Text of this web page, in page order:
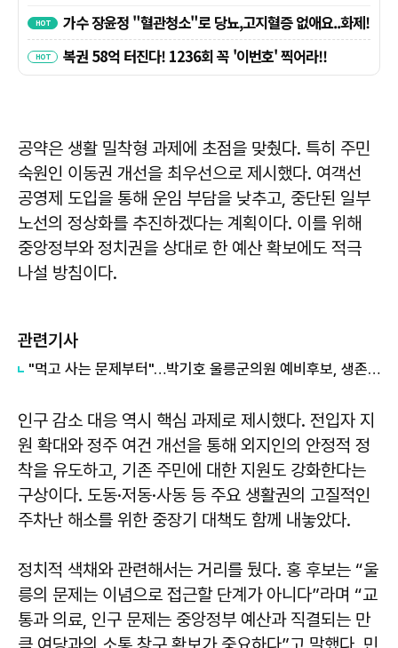
공약은 생활 밀착형 과제에 초점을 맞췄다. 특히 주민
숙원인 이동권 개선을 최우선으로 제시했다. 여객선
공영제 도입을 통해 운임 부담을 낮추고, 중단된 일부
노선의 정상화를 추진하겠다는 계획이다. 이를 위해
중앙정부와 정치권을 상대로 한 예산 확보에도 적극
나설 방침이다.
관련기사
"먹고 사는 문제부터"…박기호 울릉군의원 예비후보, 생존형 공약 전면에
인구 감소 대응 역시 핵심 과제로 제시했다. 전입자 지
원 확대와 정주 여건 개선을 통해 외지인의 안정적 정
착을 유도하고, 기존 주민에 대한 지원도 강화한다는
구상이다. 도동·저동·사동 등 주요 생활권의 고질적인
주차난 해소를 위한 중장기 대책도 함께 내놓았다.
정치적 색채와 관련해서는 거리를 뒀다. 홍 후보는 “울
릉의 문제는 이념으로 접근할 단계가 아니다”라며 “교
통과 의료, 인구 문제는 중앙정부 예산과 직결되는 만